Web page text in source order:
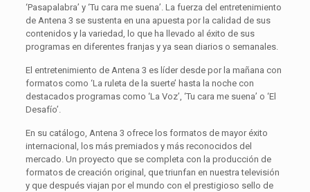
‘Pasapalabra’ y ‘Tu cara me suena’. La fuerza del entretenimiento
de Antena 3 se sustenta en una apuesta por la calidad de sus
contenidos y la variedad, lo que ha llevado al éxito de sus
programas en diferentes franjas y ya sean diarios o semanales.
El entretenimiento de Antena 3 es líder desde por la mañana con
formatos como ‘La ruleta de la suerte’ hasta la noche con
destacados programas como ‘La Voz’, ‘Tu cara me suena’ o ‘El
Desafío’.
En su catálogo, Antena 3 ofrece los formatos de mayor éxito
internacional, los más premiados y más reconocidos del
mercado. Un proyecto que se completa con la producción de
formatos de creación original, que triunfan en nuestra televisión
y que después viajan por el mundo con el prestigioso sello de